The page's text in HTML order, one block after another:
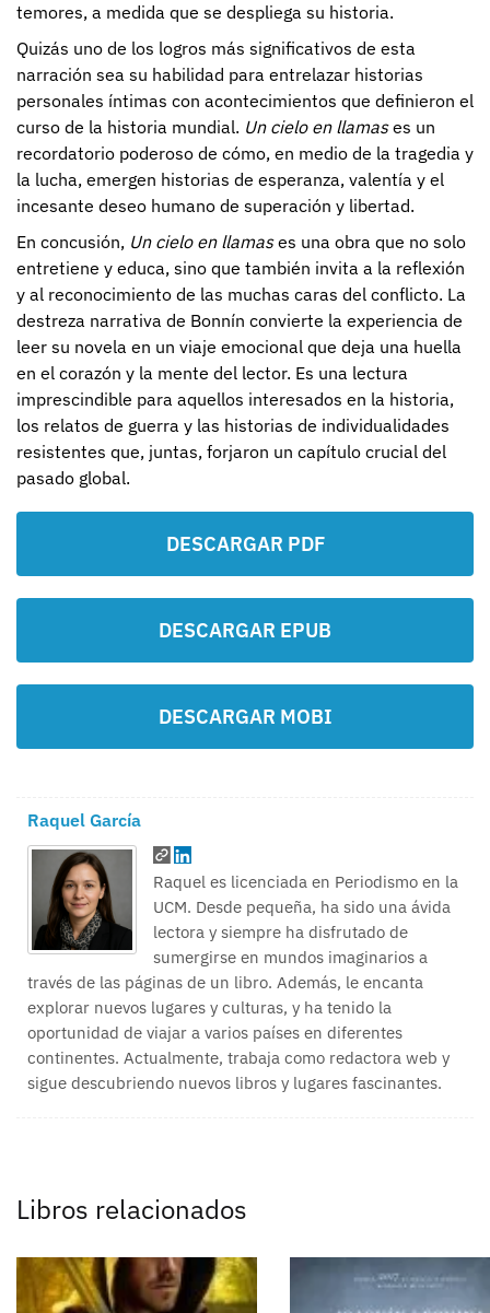
temores, a medida que se despliega su historia.
Quizás uno de los logros más significativos de esta
narración sea su habilidad para entrelazar historias
personales íntimas con acontecimientos que definieron el
curso de la historia mundial. Un cielo en llamases un
recordatorio poderoso de cómo, en medio de la tragedia y
la lucha, emergen historias de esperanza, valentía y el
incesante deseo humano de superación y libertad.
En concusión, Un cielo en llamases una obra que no solo
entretiene y educa, sino que también invita a la reflexión
y al reconocimiento de las muchas caras del conflicto. La
destreza narrativa de Bonnín convierte la experiencia de
leer su novela en un viaje emocional que deja una huella
en el corazón y la mente del lector. Es una lectura
imprescindible para aquellos interesados en la historia,
los relatos de guerra y las historias de individualidades
resistentes que, juntas, forjaron un capítulo crucial del
pasado global.
DESCARGAR PDF
DESCARGAR EPUB
DESCARGAR MOBI
Raquel García
Raquel es licenciada en Periodismo en la
UCM. Desde pequeña, ha sido una ávida
lectora y siempre ha disfrutado de
sumergirse en mundos imaginarios a
través de las páginas de un libro. Además, le encanta
explorar nuevos lugares y culturas, y ha tenido la
oportunidad de viajar a varios países en diferentes
continentes. Actualmente, trabaja como redactora web y
sigue descubriendo nuevos libros y lugares fascinantes.
Libros relacionados